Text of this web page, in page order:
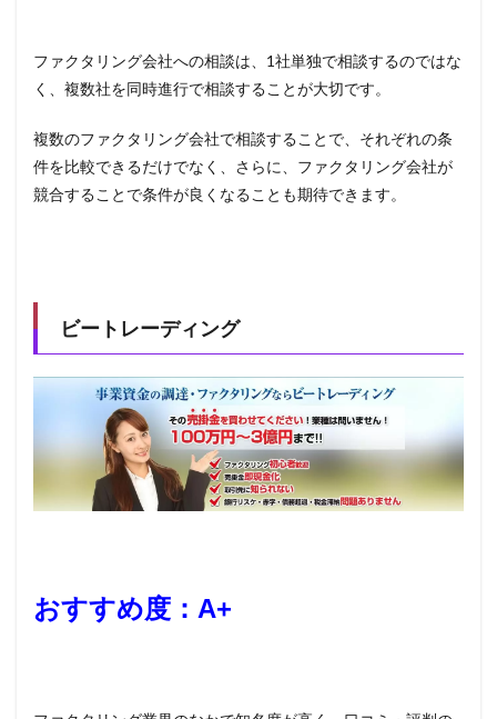
ファクタリング会社への相談は、 1社単独で相談するのではな
く、複数社を同時進行で相談することが大切です。
複数のファクタリング会社で相談することで、それぞれの条
件を比較できるだけでなく、さらに、ファクタリング会社が
競合することで条件が良くなることも期待できます。
ビートレーディング
おすすめ度：A+